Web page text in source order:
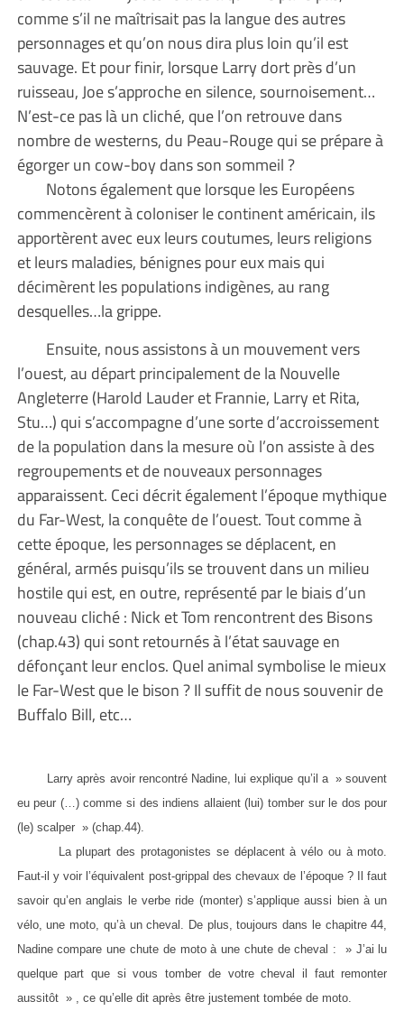
comme s’il ne maîtrisait pas la langue des autres
personnages et qu’on nous dira plus loin qu’il est
sauvage. Et pour finir, lorsque Larry dort près d’un
ruisseau, Joe s’approche en silence, sournoisement…
N’est-ce pas là un cliché, que l’on retrouve dans
nombre de westerns, du Peau-Rouge qui se prépare à
égorger un cow-boy dans son sommeil ?
Notons également que lorsque les Européens
commencèrent à coloniser le continent américain, ils
apportèrent avec eux leurs coutumes, leurs religions
et leurs maladies, bénignes pour eux mais qui
décimèrent les populations indigènes, au rang
desquelles…la grippe.
Ensuite, nous assistons à un mouvement vers
l’ouest, au départ principalement de la Nouvelle
Angleterre (Harold Lauder et Frannie, Larry et Rita,
Stu…) qui s’accompagne d’une sorte d’accroissement
de la population dans la mesure où l’on assiste à des
regroupements et de nouveaux personnages
apparaissent. Ceci décrit également l’époque mythique
du Far-West, la conquête de l’ouest. Tout comme à
cette époque, les personnages se déplacent, en
général, armés puisqu’ils se trouvent dans un milieu
hostile qui est, en outre, représenté par le biais d’un
nouveau cliché : Nick et Tom rencontrent des Bisons
(chap.43) qui sont retournés à l’état sauvage en
défonçant leur enclos. Quel animal symbolise le mieux
le Far-West que le bison ? Il suffit de nous souvenir de
Buffalo Bill, etc…
Larry après avoir rencontré Nadine, lui explique qu’il a » souvent
eu peur (…) comme si des indiens allaient (lui) tomber sur le dos pour
(le) scalper » (chap.44).
La plupart des protagonistes se déplacent à vélo ou à moto.
Faut-il y voir l’équivalent post-grippal des chevaux de l’époque ? Il faut
savoir qu’en anglais le verbe ride (monter) s’applique aussi bien à un
vélo, une moto, qu’à un cheval. De plus, toujours dans le chapitre 44,
Nadine compare une chute de moto à une chute de cheval : » J’ai lu
quelque part que si vous tomber de votre cheval il faut remonter
aussitôt » , ce qu’elle dit après être justement tombée de moto.